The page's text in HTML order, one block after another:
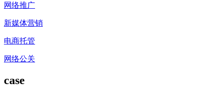
网络推广
新媒体营销
电商托管
网络公关
case